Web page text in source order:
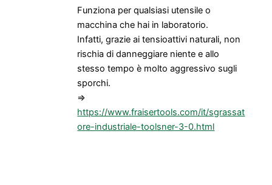
Funziona per qualsiasi utensile o
macchina che hai in laboratorio.
Infatti, grazie ai tensioattivi naturali, non
rischia di danneggiare niente e allo
stesso tempo è molto aggressivo sugli
sporchi.
=>
https://www.fraisertools.com/it/sgrassat
ore-industriale-toolsner-3-0.html